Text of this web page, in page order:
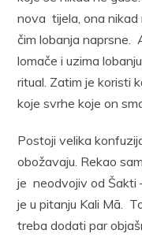
nova tijela, ona
čim lobanja naprsne.
lomače i uzima
ritual. Zatim je koristi
koje svrhe koje on
Postoji velika
obožavaju. Rekao
je neodvojiv od Šakti
je u pitanju Kali Mā.
treba dodati par